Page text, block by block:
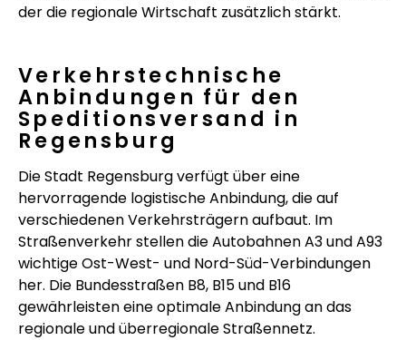
der die regionale Wirtschaft zusätzlich stärkt.
Verkehrstechnische
Anbindungen für den
Speditionsversand in
Regensburg
Die Stadt Regensburg verfügt über eine
hervorragende logistische Anbindung, die auf
verschiedenen Verkehrsträgern aufbaut. Im
Straßenverkehr stellen die Autobahnen A3 und A93
wichtige Ost-West- und Nord-Süd-Verbindungen
her. Die Bundesstraßen B8, B15 und B16
gewährleisten eine optimale Anbindung an das
regionale und überregionale Straßennetz.